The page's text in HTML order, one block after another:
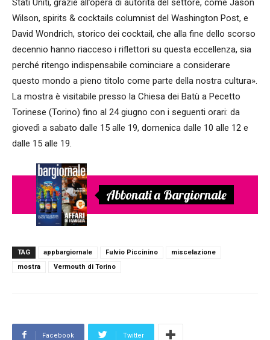
Stati Uniti, grazie all’opera di autorità del settore, come Jason
Wilson, spirits & cocktails columnist del Washington Post, e
David Wondrich, storico dei cocktail, che alla fine dello scorso
decennio hanno riacceso i riflettori su questa eccellenza, sia
perché ritengo indispensabile cominciare a considerare
questo mondo a pieno titolo come parte della nostra cultura».
La mostra è visitabile presso la Chiesa dei Batù a Pecetto
Torinese (Torino) fino al 24 giugno con i seguenti orari: da
giovedì a sabato dalle 15 alle 19, domenica dalle 10 alle 12 e
dalle 15 alle 19.
Abbonati a Bargiornale
TAG appbargiornale Fulvio Piccinino
miscelazione
mostra
Vermouth di Torino
Facebook Twitter